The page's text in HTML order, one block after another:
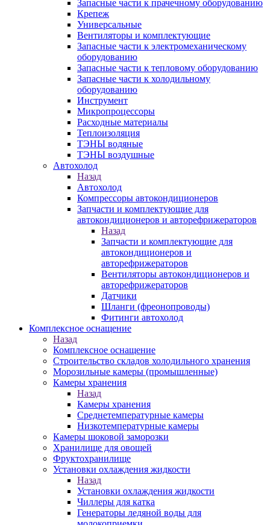
Запасные части к прачечному оборудованию
Крепеж
Универсальные
Вентиляторы и комплектующие
Запасные части к электромеханическому
оборудованию
Запасные части к тепловому оборудованию
Запасные части к холодильному
оборудованию
Инструмент
Микропроцессоры
Расходные материалы
Теплоизоляция
ТЭНЫ водяные
ТЭНЫ воздушные
Автохолод
Назад
Автохолод
Компрессоры автокондиционеров
Запчасти и комплектующие для
автокондиционеров и авторефрижераторов
Назад
Запчасти и комплектующие для
автокондиционеров и
авторефрижераторов
Вентиляторы автокондиционеров и
авторефрижераторов
Датчики
Шланги (фреонопроводы)
Фитинги автохолод
Комплексное оснащение
Назад
Комплексное оснащение
Строительство складов холодильного хранения
Морозильные камеры (промышленные)
Камеры хранения
Назад
Камеры хранения
Среднетемпературные камеры
Низкотемпературные камеры
Камеры шоковой заморозки
Хранилище для овощей
Фруктохранилище
Установки охлаждения жидкости
Назад
Установки охлаждения жидкости
Чиллеры для катка
Генераторы ледяной воды для